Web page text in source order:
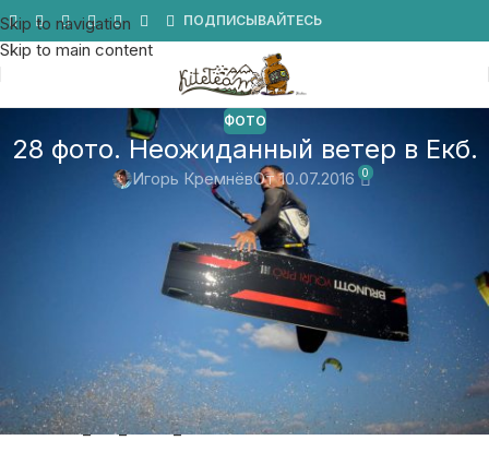
Skip to navigation
Skip to main content
ПОДПИСЫВАЙТЕСЬ
ФОТО
28 фото. Неожиданный ветер в Екб.
Игорь КремнёвОт 10.07.2016 0
Неожиданный прогноз пришел в Екб.
Западный ветер все же приходит более сильный чем пишет
прогноз, поэтому 8-12 метров в секунду мы сегодня взяли.
Хороший день с отличной компанией. Смотрим фото)